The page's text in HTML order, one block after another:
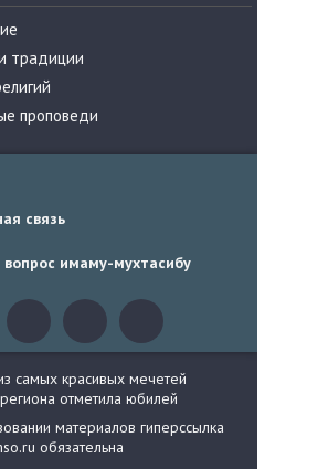
традиции
проповеди
связь
вопрос имаму-мухтасибу
самых красивых мечетей
отметила юбилей
материалов гиперссылка
обязательна